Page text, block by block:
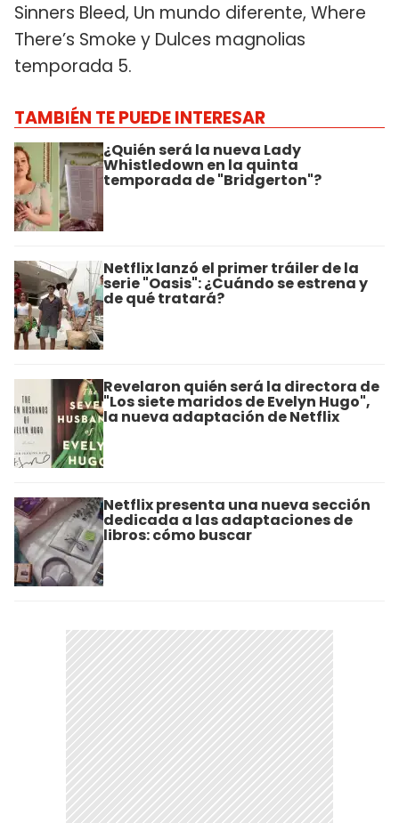
Sinners Bleed, Un mundo diferente, Where
There’s Smoke y Dulces magnolias
temporada 5.
TAMBIÉN TE PUEDE INTERESAR
¿Quién será la nueva Lady
Whistledown en la quinta
temporada de "Bridgerton"?
Netflix lanzó el primer tráiler de la
serie "Oasis": ¿Cuándo se estrena y
de qué tratará?
Revelaron quién será la directora de
"Los siete maridos de Evelyn Hugo",
la nueva adaptación de Netflix
Netflix presenta una nueva sección
dedicada a las adaptaciones de
libros: cómo buscar